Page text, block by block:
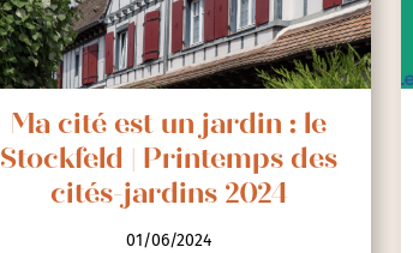
Expositions
Œuvre collective/participative
Parole aux habitants
Randonnées
Ma cité est un jardin : le
Stockfeld | Printemps des
cités-jardins 2024
01/06/2024